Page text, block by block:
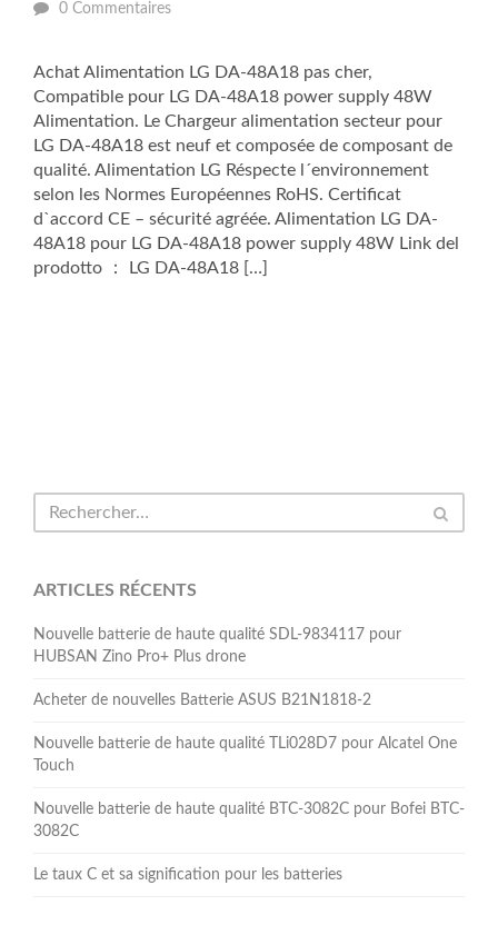
0 Commentaires
Achat Alimentation LG DA-48A18 pas cher,
Compatible pour LG DA-48A18 power supply 48W
Alimentation. Le Chargeur alimentation secteur pour
LG DA-48A18 est neuf et composée de composant de
qualité. Alimentation LG Réspecte l´environnement
selon les Normes Européennes RoHS. Certificat
d`accord CE – sécurité agréée. Alimentation LG DA-
48A18 pour LG DA-48A18 power supply 48W Link del
prodotto ： LG DA-48A18 […]
ARTICLES RÉCENTS
Nouvelle batterie de haute qualité SDL-9834117 pour
HUBSAN Zino Pro+ Plus drone
Acheter de nouvelles Batterie ASUS B21N1818-2
Nouvelle batterie de haute qualité TLi028D7 pour Alcatel One
Touch
Nouvelle batterie de haute qualité BTC-3082C pour Bofei BTC-
3082C
Le taux C et sa signification pour les batteries